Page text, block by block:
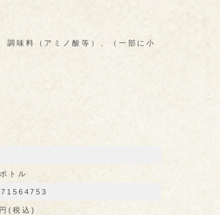
調味料（アミノ酸等）、（一部に小
トル
(税込)